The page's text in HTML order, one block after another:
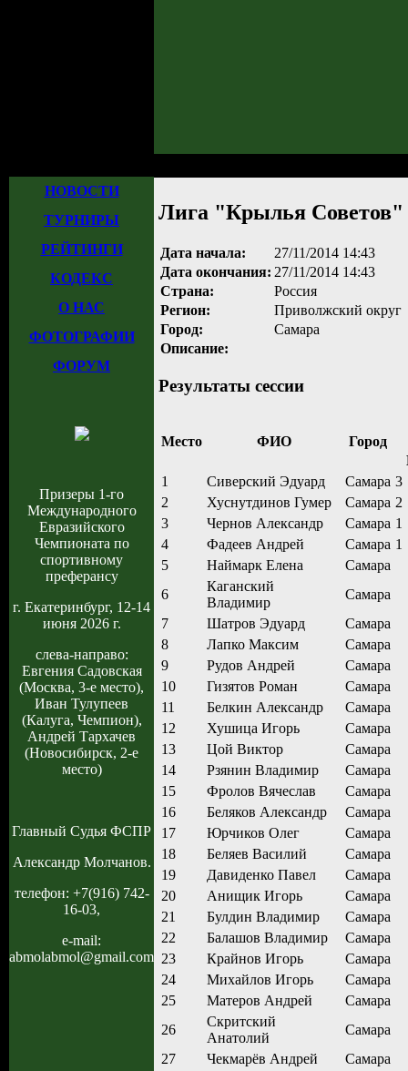
НОВОСТИ
ТУРНИРЫ
РЕЙТИНГИ
КОДЕКС
О НАС
ФОТОГРАФИИ
ФОРУМ
Призеры 1-го
Международного
Евразийского
Чемпионата по
спортивному
преферансу
г. Екатеринбург, 12-14
июня 2026 г.
слева-направо:
Евгения Садовская
(Москва, 3-е место),
Иван Тулупеев
(Калуга, Чемпион),
Андрей Тархачев
(Новосибирск, 2-е
место)
Главный Судья ФСПР
Александр Молчанов.
телефон: +7(916) 742-
16-03,
e-mail:
abmolabmol@gmail.com
Лига "Крылья Советов"
Дата начала:
27/11/2014 14:43
Дата окончания: 27/11/2014 14:43
Страна:
Россия
Регион:
Приволжский округ
Город:
Самара
Описание:
Результаты сессии
Место ФИО
Город
1
Сиверский Эдуард Самара 3
2
Хуснутдинов Гумер Самара 2
3
Чернов Александр Самара 1
4
Фадеев Андрей Самара 1
5
Наймарк Елена
Самара
6
Каганский
Владимир
Самара
7
Шатров Эдуард
Самара
8
Лапко Максим
Самара
9
Рудов Андрей
Самара
10
Гизятов Роман
Самара
11
Белкин Александр
Самара
12
Хушица Игорь
Самара
13
Цой Виктор
Самара
14
Рзянин Владимир
Самара
15
Фролов Вячеслав
Самара
16
Беляков Александр
Самара
17
Юрчиков Олег
Самара
18
Беляев Василий
Самара
19
Давиденко Павел
Самара
20
Анищик Игорь
Самара
21
Булдин Владимир
Самара
22
Балашов Владимир
Самара
23
Крайнов Игорь
Самара
24
Михайлов Игорь
Самара
25
Матеров Андрей
Самара
26
Скритский
Анатолий
Самара
27
Чекмарёв Андрей
Самара